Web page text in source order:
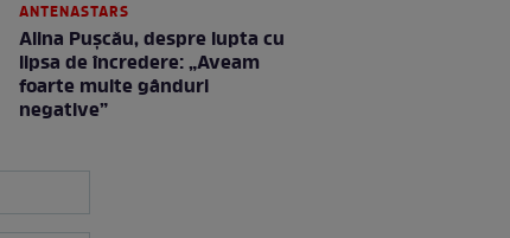
ANTENASTARS
Alina Pușcău, despre lupta cu
lipsa de încredere: „Aveam
foarte multe gânduri
negative”